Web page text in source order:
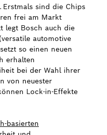
Erstmals sind die Chips
frei am Markt
legt Bosch auch die
automotive
so einen neuen
erhalten
bei der Wahl ihrer
von neuester
Lock-in-Effekte
basierten